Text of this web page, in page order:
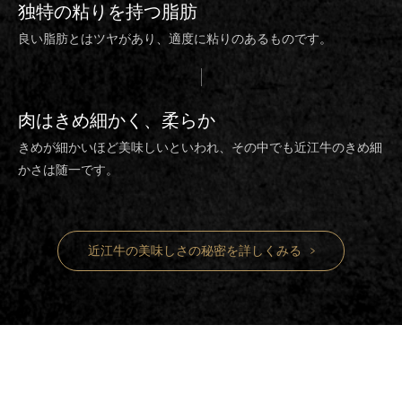
独特の粘り を持つ脂肪
良い脂肪とはツヤがあり、適度に粘りのあるものです。
肉は きめ細かく、柔らか
きめが細かいほど美味しいといわれ、その中でも近江牛のきめ細
かさは随一です。
近江牛の美味しさの秘密を詳しくみる